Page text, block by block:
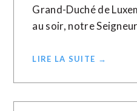
Grand-Duché de
au soir, notre
LIRE LA SUITE →